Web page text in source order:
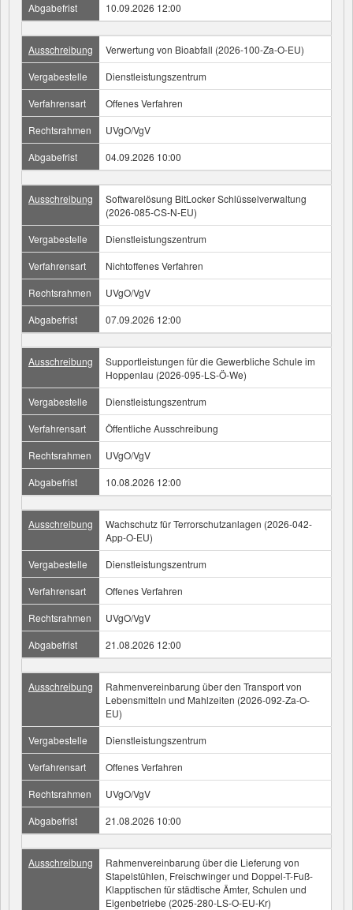
Abgabefrist
10.09.2026 12:00
Ausschreibung
Verwertung von Bioabfall (2026-100-Za-O-EU)
Vergabestelle
Dienstleistungszentrum
Verfahrensart
Offenes Verfahren
Rechtsrahmen
UVgO/VgV
Abgabefrist
04.09.2026 10:00
Ausschreibung
Softwarelösung BitLocker Schlüsselverwaltung
(2026-085-CS-N-EU)
Vergabestelle
Dienstleistungszentrum
Verfahrensart
Nichtoffenes Verfahren
Rechtsrahmen
UVgO/VgV
Abgabefrist
07.09.2026 12:00
Ausschreibung
Supportleistungen für die Gewerbliche Schule im
Hoppenlau (2026-095-LS-Ö-We)
Vergabestelle
Dienstleistungszentrum
Verfahrensart
Öffentliche Ausschreibung
Rechtsrahmen
UVgO/VgV
Abgabefrist
10.08.2026 12:00
Ausschreibung
Wachschutz für Terrorschutzanlagen (2026-042-
App-O-EU)
Vergabestelle
Dienstleistungszentrum
Verfahrensart
Offenes Verfahren
Rechtsrahmen
UVgO/VgV
Abgabefrist
21.08.2026 12:00
Ausschreibung
Rahmenvereinbarung über den Transport von
Lebensmitteln und Mahlzeiten (2026-092-Za-O-
EU)
Vergabestelle
Dienstleistungszentrum
Verfahrensart
Offenes Verfahren
Rechtsrahmen
UVgO/VgV
Abgabefrist
21.08.2026 10:00
Ausschreibung
Rahmenvereinbarung über die Lieferung von
Stapelstühlen, Freischwinger und Doppel-T-Fuß-
Klapptischen für städtische Ämter, Schulen und
Eigenbetriebe (2025-280-LS-O-EU-Kr)